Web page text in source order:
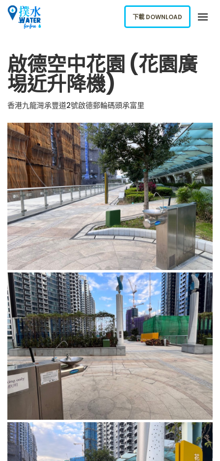
關於我們
下載應用
網誌
報告新飲水機
ENGLISH
下載 DOWNLOAD
啟德空中花園 (花園廣
埸近升降機)
香港九龍灣承豐道2號啟德郵輪碼頭承富里
下載 DOWNLOAD